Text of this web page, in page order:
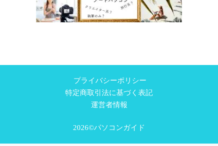
プライバシーポリシー
特定商取引法に基づく表記
運営者情報
2026©パソコンガイド